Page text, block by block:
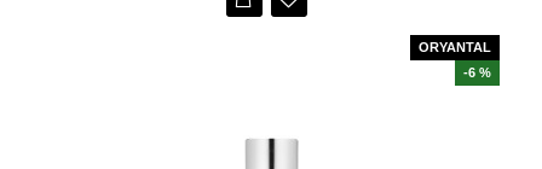
ORYANTAL
-6 %